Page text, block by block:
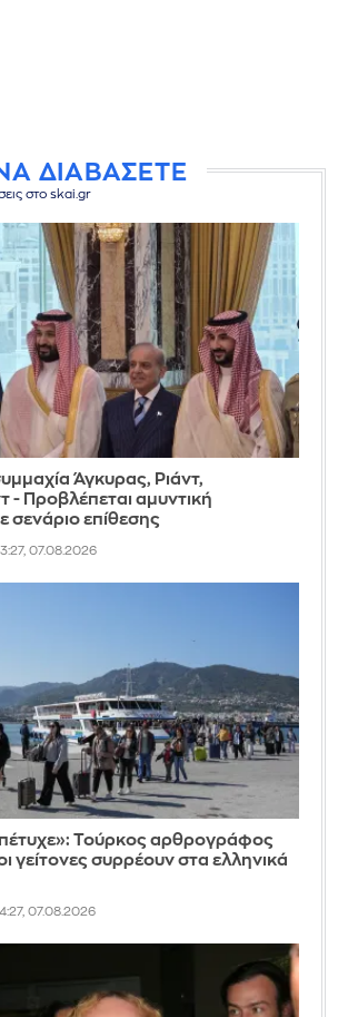
ΔΙΑΒΑΣΕΤΕ
στο skai.gr
Άγκυρας, Ριάντ,
- Προβλέπεται αμυντική
σενάριο επίθεσης
07.08.2026
Τούρκος αρθρογράφος
οι γείτονες συρρέουν στα ελληνικά
07.08.2026